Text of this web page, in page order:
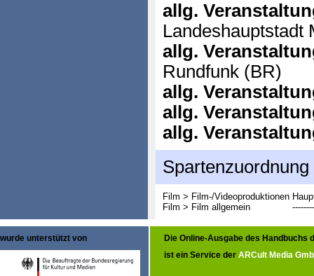
allg.
Landeshauptstadt
allg.
Rundfunk (BR)
allg.
allg.
allg.
Spartenzuordnung
Film > Film-/Videoproduktionen
Film > Film allgemein
wurde unterstützt von
Die Online-Ausgabe des Handbuchs
ist ein Service der ARCult Media